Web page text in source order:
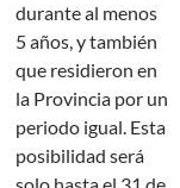
durante al menos
5 años, y también
que residieron en
la Provincia por un
periodo igual. Esta
posibilidad será